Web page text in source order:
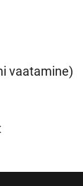
vaatamine)